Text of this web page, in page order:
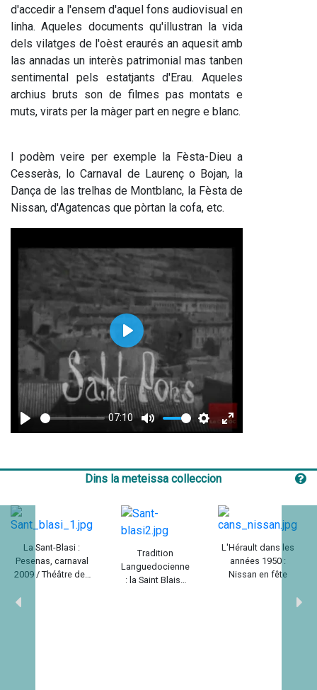
d'accedir a l'ensem d'aquel fons audiovisual en
linha. Aqueles documents qu'illustran la vida
dels vilatges de l'oèst eraurés an aquesit amb
las annadas un interès patrimonial mas tanben
sentimental pels estatjants d'Erau. Aqueles
archius bruts son de filmes pas montats e
muts, virats per la màger part en negre e blanc.
I podèm veire per exemple la Fèsta-Dieu a
Cesseràs, lo Carnaval de Laurenç o Bojan, la
Dança de las trelhas de Montblanc, la Fèsta de
Nissan, d'Agatencas que pòrtan la cofa, etc.
Play
07:10
Mute Settings
Enter
Play
Dins la meteissa colleccion
La Sant-Blasi :
Pesenas, carnaval
2009 / Théâtre des
Tradition
Languedocienne
: la Saint Blaise
L'Hérault dans les
années 1950 :
Nissan en fête